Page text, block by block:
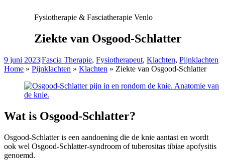
Fysiotherapie & Fasciatherapie Venlo
Ziekte van Osgood-Schlatter
9 juni 2023|Fascia Therapie, Fysiotherapeut, Klachten, Pijnklachten
Home » Pijnklachten » Klachten » Ziekte van Osgood-Schlatter
Wat is Osgood-Schlatter?
Osgood-Schlatter is een aandoening die de knie aantast en wordt
ook wel Osgood-Schlatter-syndroom of tuberositas tibiae apofysitis
genoemd.